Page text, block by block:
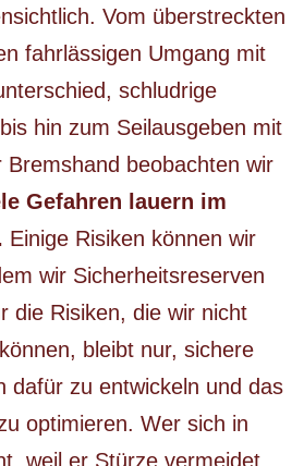
Vom überstreckten
fahrlässigen Umgang mit
schludrige
hin zum Seilausgeben mit
Bremshand beobachten wir
Gefahren lauern im
Einige Risiken können wir
wir Sicherheitsreserven
die Risiken, die wir nicht
bleibt nur, sichere
dafür zu entwickeln und das
optimieren. Wer sich in
weil er Stürze vermeidet,